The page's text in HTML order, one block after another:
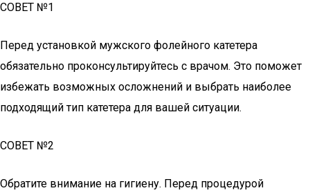
СОВЕТ №1
Перед установкой мужского фолейного катетера
обязательно проконсультируйтесь с врачом. Это поможет
избежать возможных осложнений и выбрать наиболее
подходящий тип катетера для вашей ситуации.
СОВЕТ №2
Обратите внимание на гигиену. Перед процедурой